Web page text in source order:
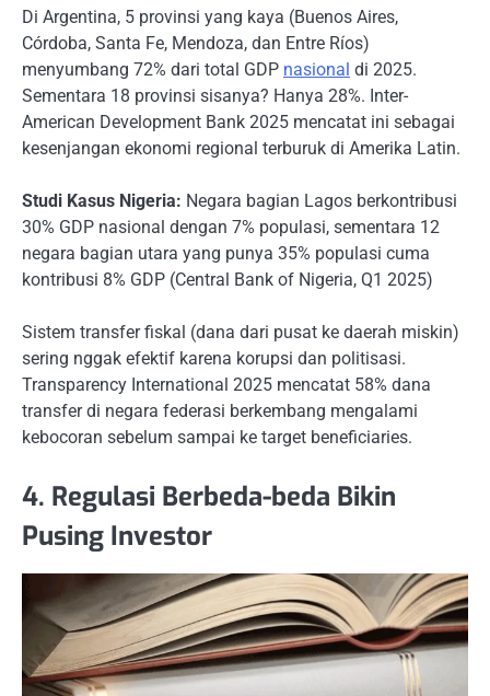
Di Argentina, 5 provinsi yang kaya (Buenos Aires,
Córdoba, Santa Fe, Mendoza, dan Entre Ríos)
menyumbang 72% dari total GDP nasional di 2025.
Sementara 18 provinsi sisanya? Hanya 28%. Inter-
American Development Bank 2025 mencatat ini sebagai
kesenjangan ekonomi regional terburuk di Amerika Latin.
Studi Kasus Nigeria: Negara bagian Lagos berkontribusi
30% GDP nasional dengan 7% populasi, sementara 12
negara bagian utara yang punya 35% populasi cuma
kontribusi 8% GDP (Central Bank of Nigeria, Q1 2025)
Sistem transfer fiskal (dana dari pusat ke daerah miskin)
sering nggak efektif karena korupsi dan politisasi.
Transparency International 2025 mencatat 58% dana
transfer di negara federasi berkembang mengalami
kebocoran sebelum sampai ke target beneficiaries.
4. Regulasi Berbeda-beda Bikin
Pusing Investor